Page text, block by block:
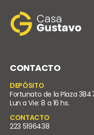
CONTACTO
DEPÓSITO
Fortunato de la Plaza
Lun a Vie: 8 a 16 hs.
CONTACTO
223 5196438